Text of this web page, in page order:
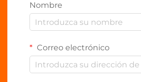
Nombre
Correo electrónico